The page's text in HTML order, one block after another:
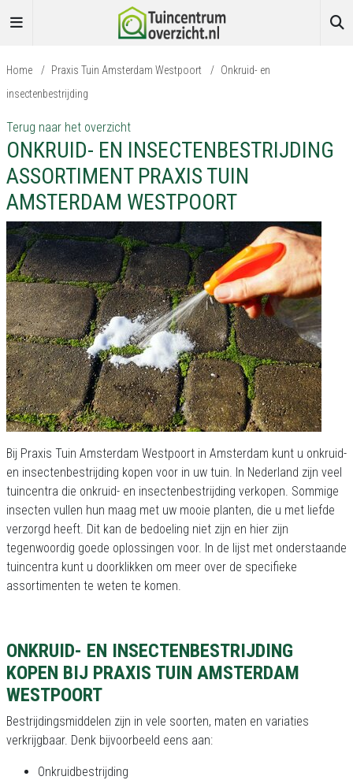
Home / Praxis Tuin Amsterdam Westpoort / Onkruid- en
insectenbestrijding
Terug naar het overzicht
ONKRUID- EN INSECTENBESTRIJDING
ASSORTIMENT PRAXIS TUIN
AMSTERDAM WESTPOORT
Bij Praxis Tuin Amsterdam Westpoort in Amsterdam kunt u onkruid-
en insectenbestrijding kopen voor in uw tuin. In Nederland zijn veel
tuincentra die onkruid- en insectenbestrijding verkopen. Sommige
insecten vullen hun maag met uw mooie planten, die u met liefde
verzorgd heeft. Dit kan de bedoeling niet zijn en hier zijn
tegenwoordig goede oplossingen voor. In de lijst met onderstaande
tuincentra kunt u doorklikken om meer over de specifieke
assortimenten te weten te komen.
ONKRUID- EN INSECTENBESTRIJDING
KOPEN BIJ PRAXIS TUIN AMSTERDAM
WESTPOORT
Bestrijdingsmiddelen zijn in vele soorten, maten en variaties
verkrijgbaar. Denk bijvoorbeeld eens aan:
Onkruidbestrijding